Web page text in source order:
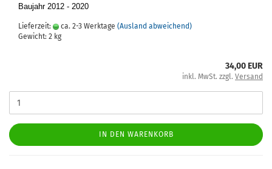
Bau­jahr 2012 - 2020
Lieferzeit: ca. 2-3 Werktage (Ausland abweichend)
Gewicht: 2 kg
34,00 EUR
inkl. MwSt. zzgl. Versand
IN DEN WARENKORB